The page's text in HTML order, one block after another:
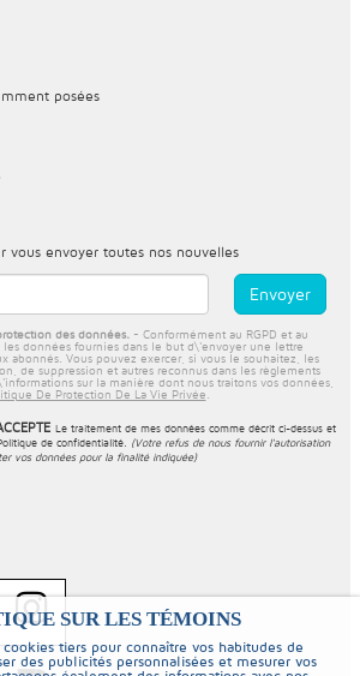
SUR LES TÉMOINS
tiers pour connaître vos habitudes de
des publicités personnalisées et mesurer vos
posées
vous envoyer toutes nos nouvelles
des données. - Conformément au RGPD et au
les données fournies dans le but d\'envoyer une lettre
abonnés. Vous pouvez exercer, si vous le souhaitez, les
de suppression et autres reconnus dans les règlements
sur la manière dont nous traitons vos données,
De Protection De La Vie Privée
Le traitement de mes données comme décrit ci-dessus et
de confidentialité.
(Votre refus de nous fournir l'autorisation
vos données pour la finalité indiquée)